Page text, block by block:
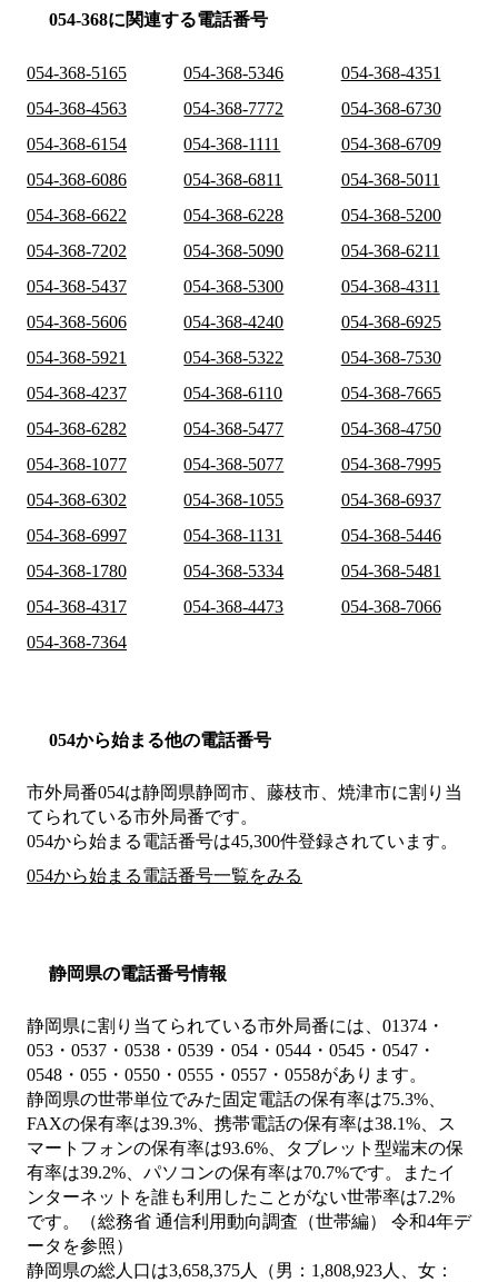
054-368に関連する電話番号
054-368-5165 054-368-5346
054-368-4351
054-368-4563
054-368-7772
054-368-6730
054-368-6154
054-368-1111
054-368-6709
054-368-6086
054-368-6811
054-368-5011
054-368-6622
054-368-6228
054-368-5200
054-368-7202
054-368-5090
054-368-6211
054-368-5437
054-368-5300
054-368-4311
054-368-5606
054-368-4240
054-368-6925
054-368-5921
054-368-5322
054-368-7530
054-368-4237
054-368-6110
054-368-7665
054-368-6282
054-368-5477
054-368-4750
054-368-1077
054-368-5077
054-368-7995
054-368-6302
054-368-1055
054-368-6937
054-368-6997
054-368-1131
054-368-5446
054-368-1780
054-368-5334
054-368-5481
054-368-4317
054-368-4473
054-368-7066
054-368-7364
054から始まる他の電話番号
市外局番054は静岡県静岡市、藤枝市、焼津市に割り当
てられている市外局番です。
054から始まる電話番号は45,300件登録されています。
054から始まる電話番号一覧をみる
静岡県の電話番号情報
静岡県に割り当てられている市外局番には、01374・
053・0537・0538・0539・054・0544・0545・0547・
0548・055・0550・0555・0557・0558があります。
静岡県の世帯単位でみた固定電話の保有率は75.3%、
FAXの保有率は39.3%、携帯電話の保有率は38.1%、ス
マートフォンの保有率は93.6%、タブレット型端末の保
有率は39.2%、パソコンの保有率は70.7%です。またイ
ンターネットを誰も利用したことがない世帯率は7.2%
です。（総務省 通信利用動向調査（世帯編） 令和4年デ
ータを参照）
静岡県の総人口は3,658,375人（男：1,808,923人、女：